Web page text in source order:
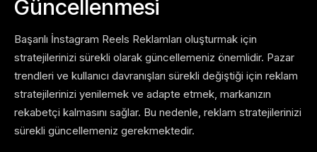
Güncellenmesi
Başarılı İnstagram Reels Reklamları oluşturmak için
stratejilerinizi sürekli olarak güncellemeniz önemlidir. Pazar
trendleri ve kullanıcı davranışları sürekli değiştiği için reklam
stratejilerinizi yenilemek ve adapte etmek, markanızın
rekabetçi kalmasını sağlar. Bu nedenle, reklam stratejilerinizi
sürekli güncellemeniz gerekmektedir.